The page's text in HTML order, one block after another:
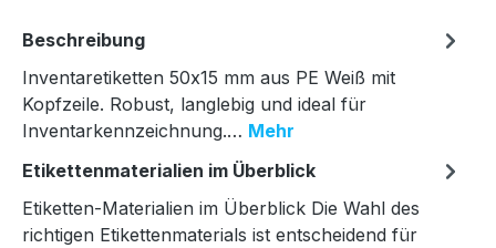
Beschreibung
Inventaretiketten 50x15 mm aus PE Weiß mit
Kopfzeile. Robust, langlebig und ideal für
Inventarkennzeichnung.… Mehr
Etikettenmaterialien im Überblick
Etiketten-Materialien im Überblick Die Wahl des
richtigen Etikettenmaterials ist entscheidend für